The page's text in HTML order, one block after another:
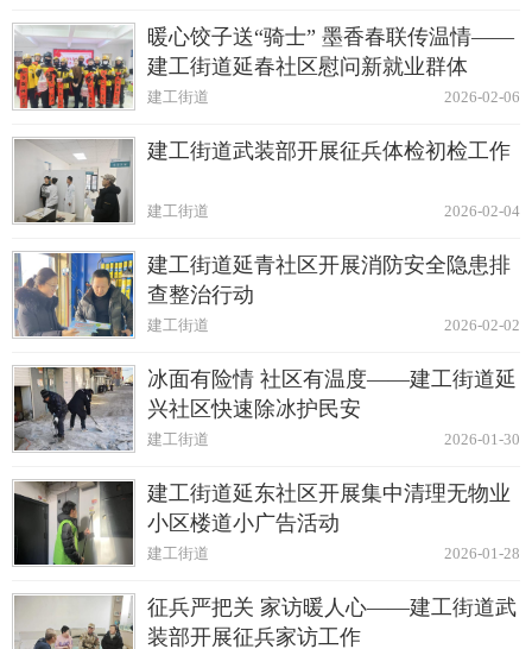
暖心饺子送“骑士” 墨香春联传温情——
建工街道延春社区慰问新就业群体
2026-02-06
建工街道
建工街道武装部开展征兵体检初检工作
2026-02-04
建工街道
建工街道延青社区开展消防安全隐患排
查整治行动
2026-02-02
建工街道
冰面有险情 社区有温度——建工街道延
兴社区快速除冰护民安
2026-01-30
建工街道
建工街道延东社区开展集中清理无物业
小区楼道小广告活动
2026-01-28
建工街道
征兵严把关 家访暖人心——建工街道武
装部开展征兵家访工作